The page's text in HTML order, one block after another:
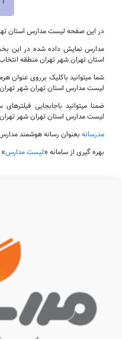
در این صفحه لیست مدارس استان
مدارس نمایش داده شده در این
استان تهران شهر تهران منطقه
شما میتوانید باکلیک برروی عنوان
لیست مدارس استان تهران شهر تهران
ضمنا میتوانید باجابجایی
لیست مدارس استان تهران شهر تهران
مدرسانه بعنوان رسانه هوشمند
بهره گیری از سامانه «لیست مدارس